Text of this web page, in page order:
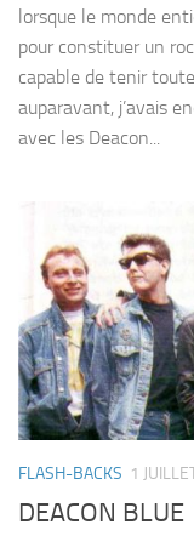
lorsque le monde
pour constituer un
capable de tenir
auparavant, j’avais
avec les Deacon...
FLASH-BACKS 1
DEACON